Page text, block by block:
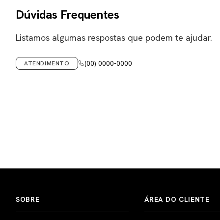
Dúvidas Frequentes
Listamos algumas respostas que podem te ajudar.
ATENDIMENTO (00) 0000-0000
SOBRE ÁREA DO CLIENTE